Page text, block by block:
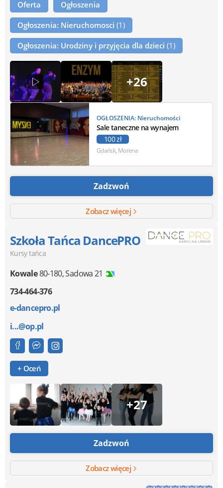
Oferta Ogłoszenia
Ogłoszenia: Nieruchomosci (1)
Ogłoszenia: Urodziny i przyjęcia dla dzieci (1)
+26
OGŁOSZENIA: Nieruchomości
Sale taneczne na wynajem
100 zł
Gdańsk, Morena
Zadzwoń
Zobacz więcej
Szkoła Tańca DancePRO
Kursy tańca
Kowale80-180,Sadowa 21
734-464-376
e-dancepro.pl
i...@op.pl
+ Oceń
+27
Zadzwoń
Zobacz więcej